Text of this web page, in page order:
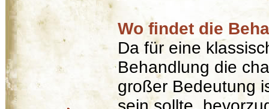
Wo findet die
Da für eine
Behandlung die
großer Bedeutung